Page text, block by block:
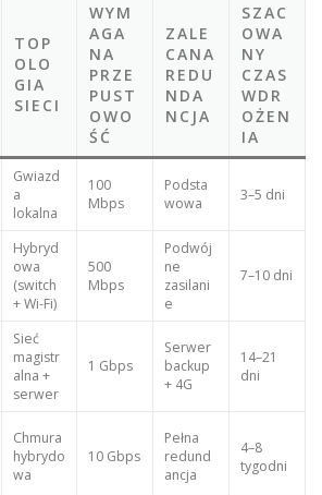
TOP
OLO
GIA
SIECI
WYM
AGA
NA
PRZE
PUST
OWO
ŚĆ
ZALE
CANA
REDU
NDA
NCJA
SZAC
OWA
NY
CZAS
WDR
OŻEN
IA
Gwiazd
a
lokalna
100
Mbps
Podsta
wowa
3–5 dni
Hybryd
owa
(switch
+ Wi-Fi)
500
Mbps
Podwój
ne
zasilani
e
7–10 dni
Sieć
magistr
alna +
serwer
1 Gbps
Serwer
backup
+ 4G
14–21
dni
Chmura
hybrydo
wa
10 Gbps
Pełna
redund
ancja
4–8
tygodni